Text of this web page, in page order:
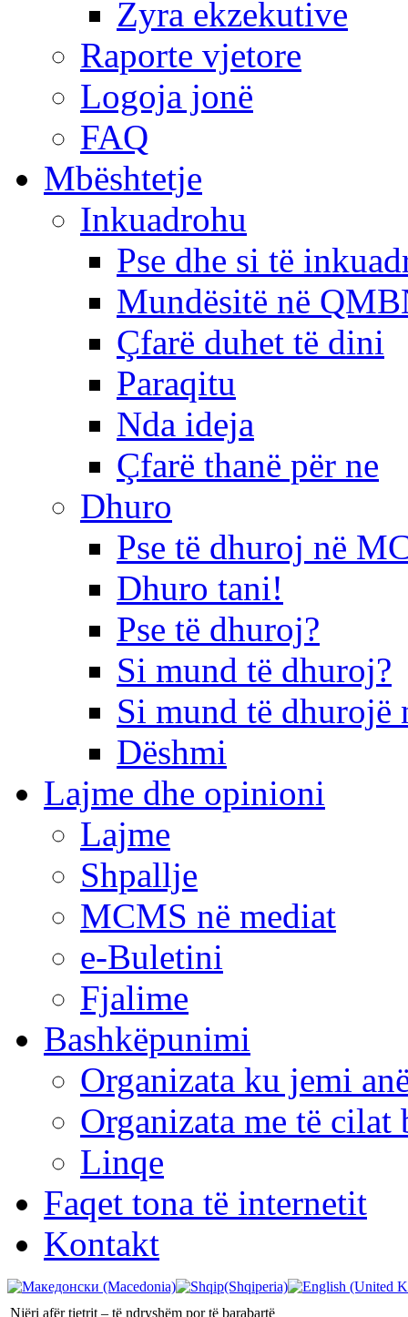
Zyra ekzekutive
Raporte vjetore
Logoja jonë
FAQ
Mbështetje
Inkuadrohu
Pse dhe si të
Mundësitë në
Çfarë duhet të dini
Paraqitu
Nda ideja
Çfarë thanë për ne
Dhuro
Pse të dhuroj në
Dhuro tani!
Pse të dhuroj?
Si mund të dhuroj?
Si mund të dhurojë
Dëshmi
Lajme dhe opinioni
Lajme
Shpallje
MCMS në mediat
e-Buletini
Fjalime
Bashkëpunimi
Organizata ku jemi
Organizata me të cilat
Linqe
Faqet tona të internetit
Kontakt
Njëri afër tjetrit – të ndryshëm por të barabartë